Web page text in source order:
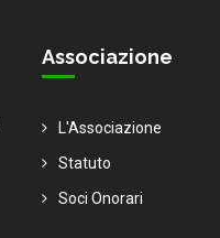
Associazione
L'Associazione
Statuto
Soci Onorari